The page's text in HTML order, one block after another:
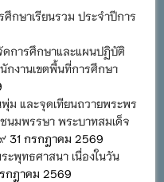
กษาเรียนรวม ประจำปีการ
การศึกษาและแผนปฏิบัติ
กงานเขตพื้นที่การศึกษา
ม และจุดเทียนถวายพระพร
นมพรรษา พระบาทสมเด็จ
31 กรกฎาคม 2569
ะพุทธศาสนา เนื่องในวัน
กฎาคม 2569